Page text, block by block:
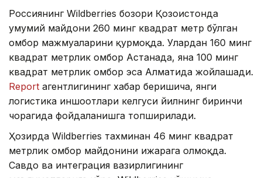
Россиянинг Wildberries бозори Қозоғистонда
умумий майдони 260 минг квадрат метр бўлган
омбор мажмуаларини қурмоқда. Улардан 160 минг
квадрат метрлик омбор Астанада, яна 100 минг
квадрат метрлик омбор эса Алматида жойлашади.
Report агентлигининг хабар беришича, янги
логистика иншоотлари келгуси йилнинг биринчи
чорагида фойдаланишга топширилади.
Ҳозирда Wildberries тахминан 46 минг квадрат
метрлик омбор майдонини ижарага олмоқда.
Савдо ва интеграция вазирлигининг